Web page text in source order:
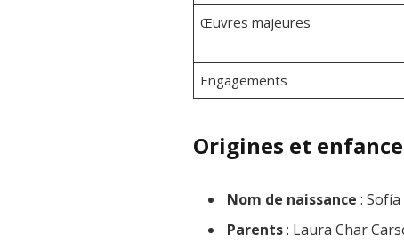
Œuvres majeures
Engagements
Origines et enfance
Nom de naissance :
Parents: Laura Char